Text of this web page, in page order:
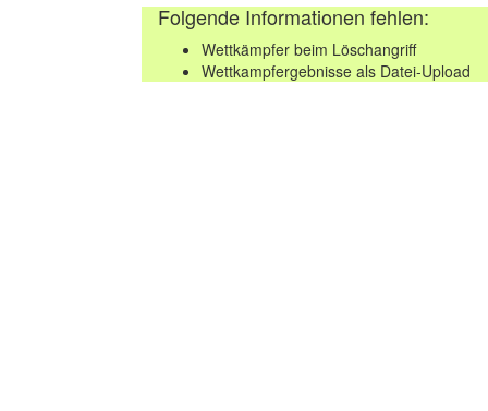
Folgende Informationen fehlen:
Wettkämpfer beim Löschangriff
Wettkampfergebnisse als Datei-Upload